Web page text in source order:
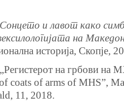
Сонцето и лавот како
на
историја, Скопје,
на грбови на
coats of arms of MHS”,
11, 2018.